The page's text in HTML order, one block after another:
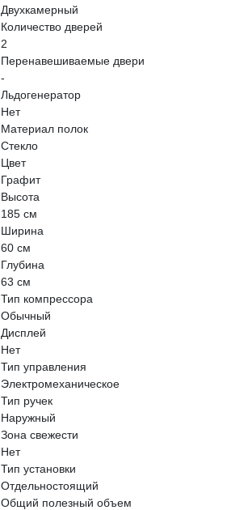
Двухкамерный
Количество дверей
2
Перенавешиваемые двери
-
Льдогенератор
Нет
Материал полок
Стекло
Цвет
Графит
Высотa
185 см
Ширина
60 см
Глубина
63 см
Тип компрессора
Обычный
Дисплей
Нет
Тип управления
Электромеханическое
Тип ручек
Наружный
Зона свежести
Нет
Тип установки
Отдельностоящий
Общий полезный объем